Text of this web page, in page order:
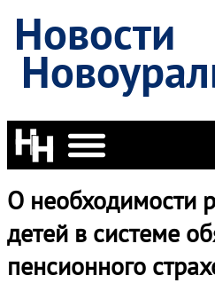
Новости
О необходимости
детей в системе
пенсионного